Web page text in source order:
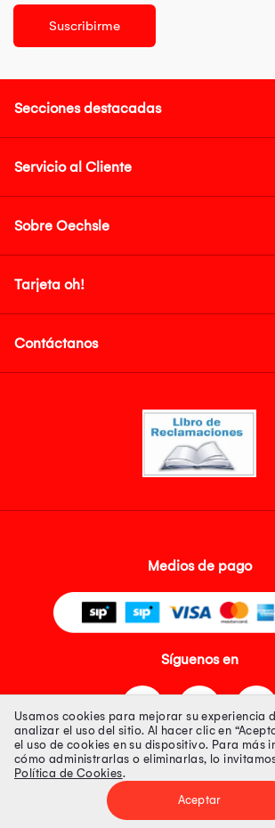
Suscribirme
Secciones destacadas
Servicio al Cliente
Sobre Oechsle
Tarjeta oh!
Contáctanos
Medios de pago
Síguenos en
Tienda 100% Segura
Tiendas Peruanas S.A. R.U.C. Nº 20493020618.
Usamos cookies para mejorar su experiencia
analizar el uso del sitio. Al hacer clic en
el uso de cookies en su dispositivo. Para más
cómo administrarlas o eliminarlas, lo
Política de Cookies.
Aceptar